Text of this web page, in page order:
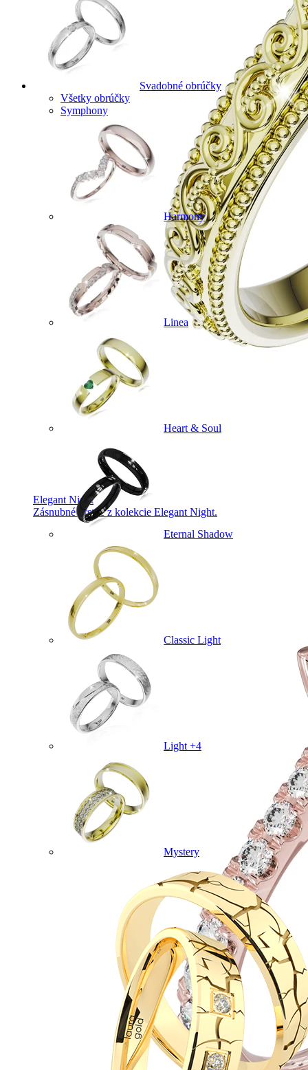
Elegant Night
Zásnubné prstne z kolekcie Elegant Night.
Svadobné obrúčky
Všetky obrúčky
Symphony
Harmony
Linea
Heart & Soul
Eternal Shadow
Classic Light
Light +4
Mystery